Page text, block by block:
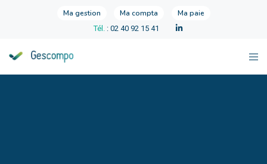
Ma gestion Ma compta Ma paie
Tél. : 02 40 92 15 41